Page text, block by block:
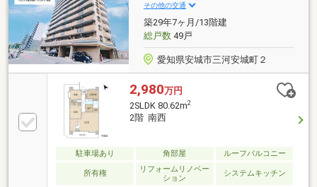
その他の交通
築29年7ヶ月/13階建
総戸数49戸
愛知県安城市三河安城町２
2,980万円
2SLDK 80.62m2
2階 南西
駐車場あり 角部屋 ルーフバルコニー
所有権
リフォームリノベー
ション
システムキッチン